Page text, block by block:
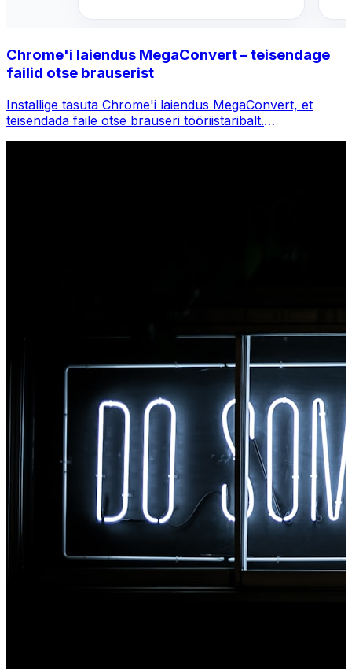
Chrome'i laiendus MegaConvert – teisendage
failid otse brauserist
Installige tasuta Chrome'i laiendus MegaConvert, et
teisendada faile otse brauseri tööriistaribalt.